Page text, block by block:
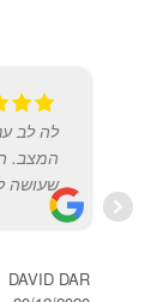
לה לב
המצב.
שעושה
DAVID DAR